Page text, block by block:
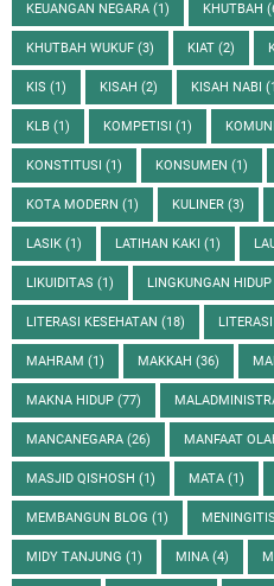
KEUANGAN NEGARA (1) KHUTBAH
KHUTBAH WUKUF (3) KIAT (2)
KIS (1) KISAH (2) KISAH NABI
KLB (1) KOMPETISI (1)
KONSTITUSI (1) KONSUMEN (1)
KOTA MODERN (1) KULINER (3)
LASIK (1) LATIHAN KAKI (1)
LIKUIDITAS (1) LINGKUNGAN HIDUP
LITERASI KESEHATAN (18)
MAHRAM (1) MAKKAH (36)
MAKNA HIDUP (77)
MANCANEGARA (26) MANFAAT
MASJID QISHOSH (1) MATA (1)
MEMBANGUN BLOG (1) MENINGITIS
MIDY TANJUNG (1) MINA (4)